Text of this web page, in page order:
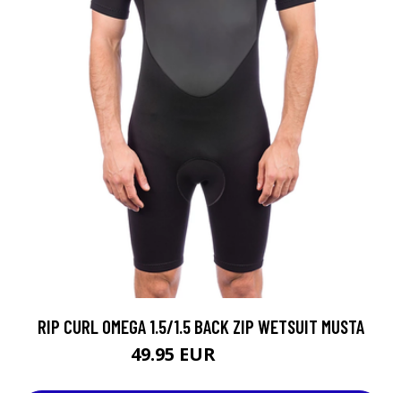
RIP CURL OMEGA 1.5/1.5 BACK ZIP WETSUIT MUSTA
49.95 EUR